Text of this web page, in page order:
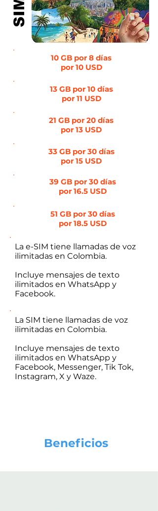
SIM
10 GB por 8 días
por 10 USD
13 GB por 10 días
por 11 USD
21 GB por 20 días
por 13 USD
33 GB por 30 días
por 15 USD
39 GB por 30 días
por 16.5 USD
51 GB por 30 días
por 18.5 USD
La e-SIM tiene llamadas de voz
ilimitadas en Colombia.
Incluye mensajes de texto
ilimitados en WhatsApp y
Facebook.
La SIM tiene llamadas de voz
ilimitadas en Colombia.
Incluye mensajes de texto
ilimitados en WhatsApp y
Facebook, Messenger, Tik Tok,
Instagram, X y Waze.
Beneficios